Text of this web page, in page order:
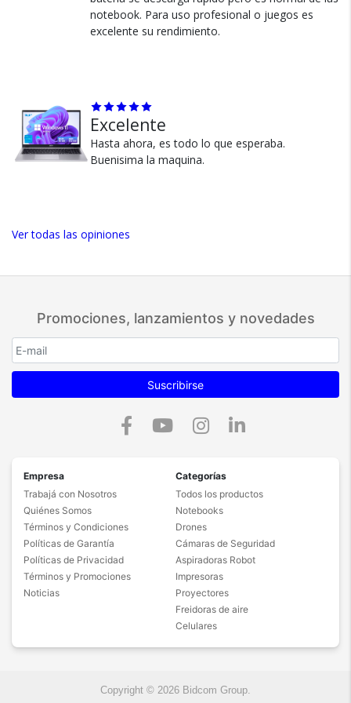
notebook. Para uso profesional o juegos es
excelente su rendimiento.
Excelente
Hasta ahora, es todo lo que esperaba.
Buenisima la maquina.
Ver todas las opiniones
Garantía oficial y directa con
nosotros.
Promociones, lanzamientos y novedades
Suscribirse
Empresa
Trabajá con Nosotros
Quiénes Somos
Términos y Condiciones
Políticas de Garantía
Políticas de Privacidad
Términos y Promociones
Noticias
Categorías
Todos los productos
Notebooks
Drones
Cámaras de Seguridad
Aspiradoras Robot
Impresoras
Proyectores
Freidoras de aire
Celulares
Copyright © 2026 Bidcom Group.